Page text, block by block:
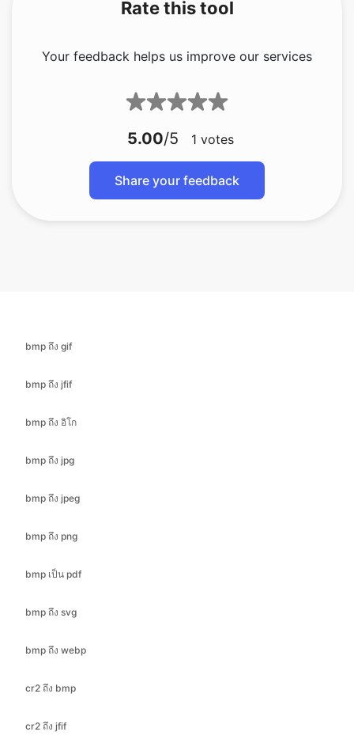
Share your feedback
bmp ถึง อิโก
bmp ถึง jpg
bmp ถึง jpeg
bmp ถึง png
bmp เป็น pdf
bmp ถึง svg
bmp ถึง webp
cr2 ถึง bmp
cr2 ถึง jfif
cr2 ถึง ICO
cr2 ถึง jpeg